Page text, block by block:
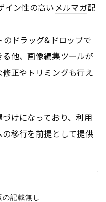
イン性の高い メルマガ配
ドラッグ&ドロップで
他、画像編集ツールが
正やトリミングも行え
けになっており、利用
移行を前提として提供
記載無し